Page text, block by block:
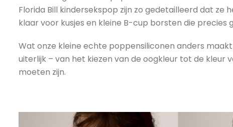
Florida Bill kindersekspop zijn zo gedetailleerd dat
klaar voor kusjes en kleine B-cup borsten die
Wat onze kleine echte poppensiliconen anders
uiterlijk – van het kiezen van de oogkleur tot de kleur
moeten zijn.